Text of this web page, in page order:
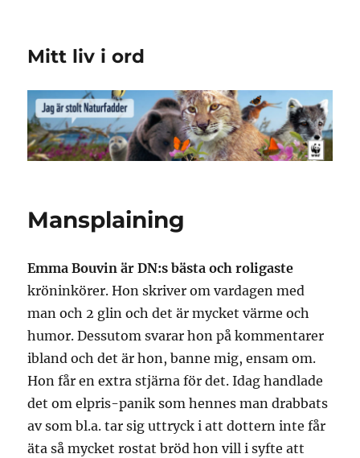
Mitt liv i ord
Mansplaining
Emma Bouvin är DN:s bästa och roligaste
kröninkörer. Hon skriver om vardagen med
man och 2 glin och det är mycket värme och
humor. Dessutom svarar hon på kommentarer
ibland och det är hon, banne mig, ensam om.
Hon får en extra stjärna för det. Idag handlade
det om elpris-panik som hennes man drabbats
av som bl.a. tar sig uttryck i att dottern inte får
äta så mycket rostat bröd hon vill i syfte att